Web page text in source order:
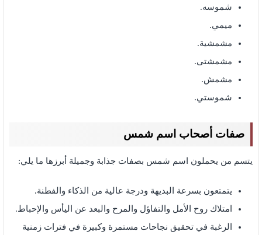
شموسه.
ميمي.
مشمشية.
مشمشتى.
مشمش.
شموستي.
صفات أصحاب اسم شمس
يتسم من يحملون اسم شمس بصفات جذابة وجميلة أبرزها ما يلي:
يتمتعون بسرعة البديهة ودرجة عالية من الذكاء والفطنة.
امتلاك روح الأمل والتفاؤل والمرح والبعد عن اليأس والإحباط.
الرغبة في تحقيق نجاحات مستمرة وكبيرة في فترات زمنية